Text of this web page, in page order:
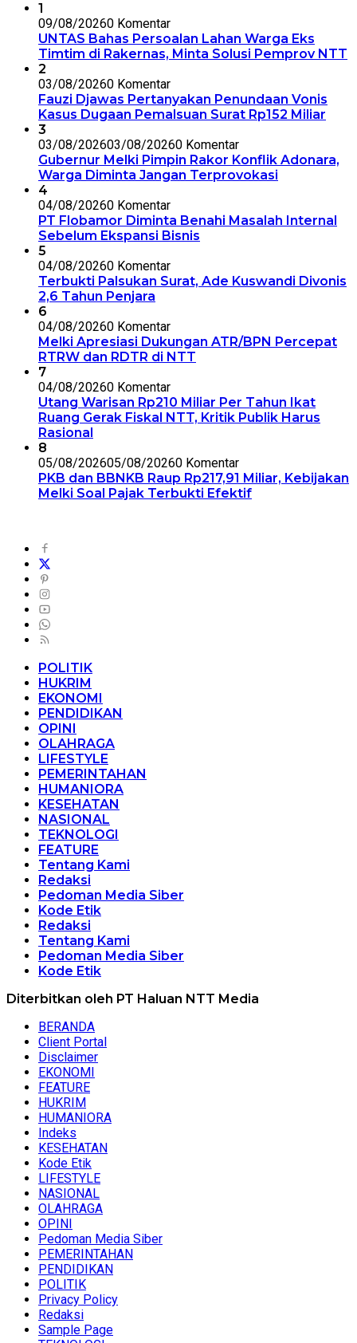
1
09/08/20260 Komentar
UNTAS Bahas Persoalan Lahan Warga Eks
Timtim di Rakernas, Minta Solusi Pemprov NTT
2
03/08/20260 Komentar
Fauzi Djawas Pertanyakan Penundaan Vonis
Kasus Dugaan Pemalsuan Surat Rp152 Miliar
3
03/08/202603/08/20260 Komentar
Gubernur Melki Pimpin Rakor Konflik Adonara,
Warga Diminta Jangan Terprovokasi
4
04/08/20260 Komentar
PT Flobamor Diminta Benahi Masalah Internal
Sebelum Ekspansi Bisnis
5
04/08/20260 Komentar
Terbukti Palsukan Surat, Ade Kuswandi Divonis
2,6 Tahun Penjara
6
04/08/20260 Komentar
Melki Apresiasi Dukungan ATR/BPN Percepat
RTRW dan RDTR di NTT
7
04/08/20260 Komentar
Utang Warisan Rp210 Miliar Per Tahun Ikat
Ruang Gerak Fiskal NTT, Kritik Publik Harus
Rasional
8
05/08/202605/08/20260 Komentar
PKB dan BBNKB Raup Rp217,91 Miliar, Kebijakan
Melki Soal Pajak Terbukti Efektif
POLITIK
HUKRIM
EKONOMI
PENDIDIKAN
OPINI
OLAHRAGA
LIFESTYLE
PEMERINTAHAN
HUMANIORA
KESEHATAN
NASIONAL
TEKNOLOGI
FEATURE
Tentang Kami
Redaksi
Pedoman Media Siber
Kode Etik
Redaksi
Tentang Kami
Pedoman Media Siber
Kode Etik
Diterbitkan oleh PT Haluan NTT Media
BERANDA
Client Portal
Disclaimer
EKONOMI
FEATURE
HUKRIM
HUMANIORA
Indeks
KESEHATAN
Kode Etik
LIFESTYLE
NASIONAL
OLAHRAGA
OPINI
Pedoman Media Siber
PEMERINTAHAN
PENDIDIKAN
POLITIK
Privacy Policy
Redaksi
Sample Page